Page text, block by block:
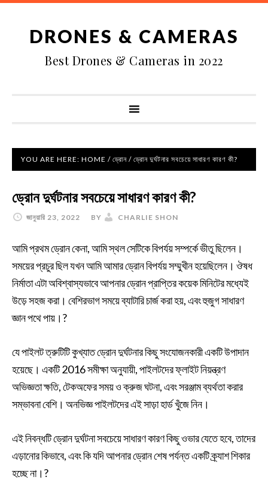
DRONES & CAMERAS
Best Drones & Cameras in 2022
YOU ARE HERE: HOME / ড্রোন / ড্রোন দুর্ঘটনার সবচেয়ে সাধারণ কারণ কী?
ড্রোন দুর্ঘটনার সবচেয়ে সাধারণ কারণ কী?
জানুয়ারি 23, 2022 BY CHARLIE SHON
আমি প্রথম ড্রোন কেনা, আমি স্থল সেটিকে বিপর্যয় সম্পর্কে ভীতু ছিলেন।
সময়ের প্রচুর ছিল যখন আমি আমার ড্রোন বিপর্যয় সম্মুখীন হয়েছিলেন। ঔষধ
নির্মাতা এটা অবিশ্বাস্যভাবে আপনার ড্রোন প্রাপ্তির কয়েক মিনিটের মধ্যেই
উড়ে সহজ করা। বেশিরভাগ সময়ে ব্যাটারি চার্জ করা হয়, এবং হুজুগ সাধারণ
জ্ঞান পথে পায়।?
যে পাইলট ত্রুটিটি কুখ্যাত ড্রোন দুর্ঘটনার কিছু সংযোজনকারী একটি উপাদান
হয়েছে। একটি 2016 সমীক্ষা অনুযায়ী, পাইলটদের ফ্লাইট নিয়ন্ত্রণ
অভিজ্ঞতা ক্ষতি, টেকঅফের সময় ও ক্রুজ ঘটনা, এবং সরঞ্জাম ব্যর্থতা করার
সম্ভাবনা বেশি। অনভিজ্ঞ পাইলটদের এই সাড়া হার্ড খুঁজে নিন।
এই নিবন্ধটি ড্রোন দুর্ঘটনা সবচেয়ে সাধারণ কারণ কিছু ওভার যেতে হবে, তাদের
এড়ানোর কিভাবে, এবং কি যদি আপনার ড্রোন শেষ পর্যন্ত একটি ক্র্যাশ শিকার
হচ্ছে না।?